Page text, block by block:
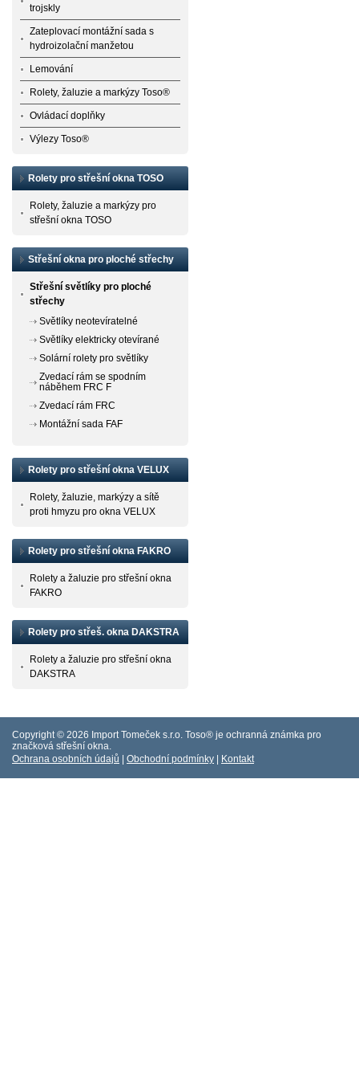
trojskly
Zateplovací montážní sada s
hydroizolační manžetou
Lemování
Rolety, žaluzie a markýzy Toso®
Ovládací doplňky
Výlezy Toso®
Rolety pro střešní okna TOSO
Rolety, žaluzie a markýzy pro
střešní okna TOSO
Střešní okna pro ploché střechy
Střešní světlíky pro ploché
střechy
Světlíky neotevíratelné
Světlíky elektricky otevírané
Solární rolety pro světlíky
Zvedací rám se spodním
náběhem FRC F
Zvedací rám FRC
Montážní sada FAF
Rolety pro střešní okna VELUX
Rolety, žaluzie, markýzy a sítě
proti hmyzu pro okna VELUX
Rolety pro střešní okna FAKRO
Rolety a žaluzie pro střešní okna
FAKRO
Rolety pro střeš. okna DAKSTRA
Rolety a žaluzie pro střešní okna
DAKSTRA
Copyright © 2026 Import Tomeček s.r.o. Toso® je ochranná známka pro
značková střešní okna.
Ochrana osobních údajů
Obchodní podmín ky Kontakt